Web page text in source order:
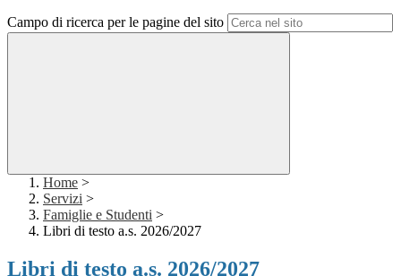
Campo di ricerca per le pagine del sito
Home >
Servizi >
Famiglie e Studenti >
Libri di testo a.s. 2026/2027
Libri di testo a.s. 2026/2027